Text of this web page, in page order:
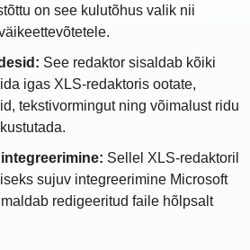
on see kulutõhus valik nii
See redaktor sisaldab kõiki
igas XLS-redaktoris ootate,
tekstivormingut ning võimalust ridu
Sellel XLS-redaktoril
sujuv integreerimine Microsoft
redigeeritud faile hõlpsalt